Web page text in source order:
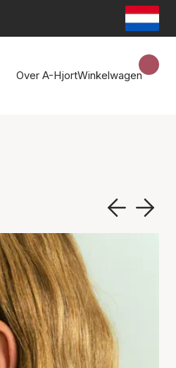
Over A-HjortWinkelwagen